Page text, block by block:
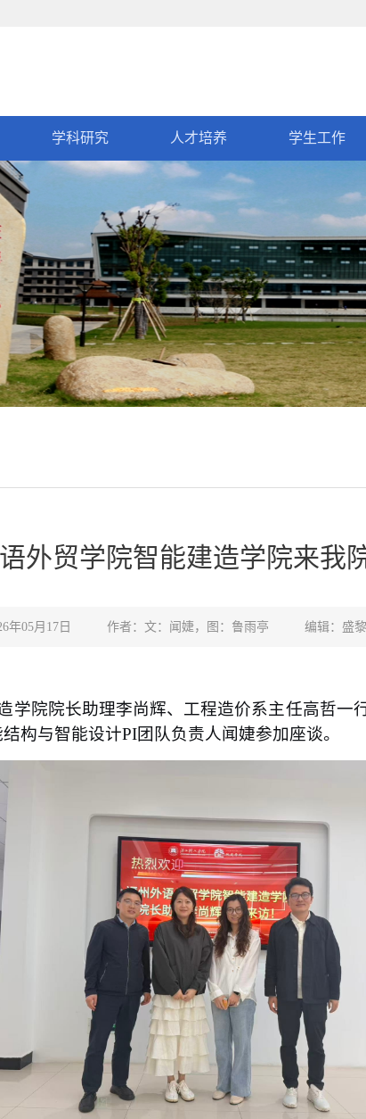
学科研究 人才培养 学生工作
外贸学院智能建造学院来我
年05月17日 作者：文：闻婕，图：鲁雨亭 编辑：
学院院长助理李尚辉、工程造价系主任高哲一
构与智能设计PI团队负责人闻婕参加座谈。